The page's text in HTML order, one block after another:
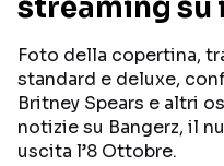
INTERVISTE
GOSSIP E CURIOSITÀ
streaming su
Foto della copertina,
standard e deluxe,
Britney Spears e altri
notizie su Bangerz, il
uscita l’8 Ottobre.